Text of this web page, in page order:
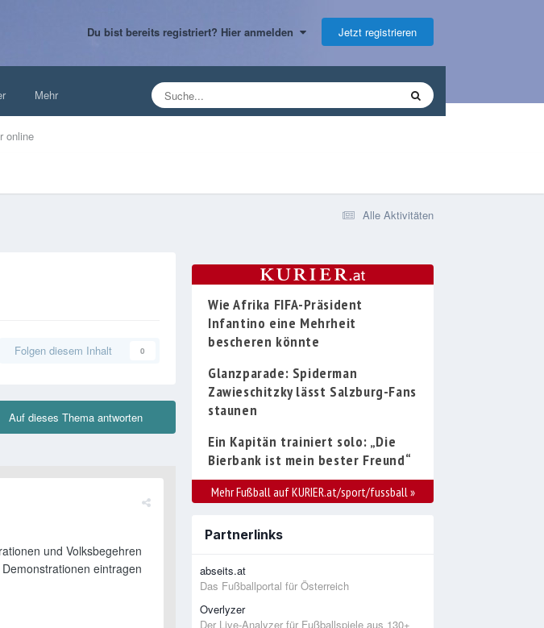
Du bist bereits registriert? Hier anmelden Jetzt registrieren
online
Mehr
Alle Aktivitäten
Folgen diesem Inhalt 0
Auf dieses Thema antworten
und Volksbegehren
eintragen
Wie Afrika FIFA-Präsident
Infantino eine Mehrheit
bescheren könnte
Glanzparade: Spiderman
Zawieschitzky lässt Salzburg-Fans
staunen
Ein Kapitän trainiert solo: „Die
Bierbank ist mein bester Freund“
Mehr Fußball auf KURIER.at/sport/fussball »
Partnerlinks
abseits.at
Das Fußballportal für Österreich
Overlyzer
Der Live-Analyzer für Fußballspiele aus 130+